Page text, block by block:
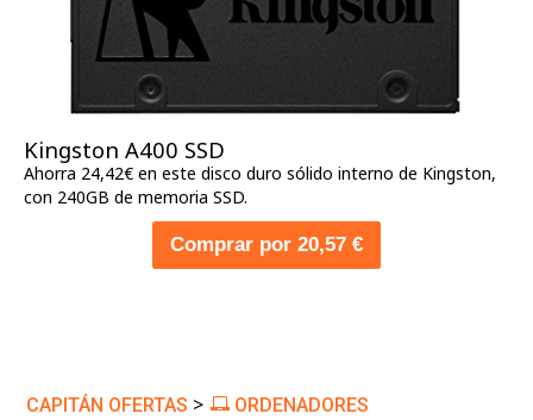
Kingston A400 SSD
Ahorra 24,42€ en este disco duro sólido interno de Kingston,
con 240GB de memoria SSD.
Comprar por 20,57 €
CAPITÁN OFERTAS > ORDENADORES